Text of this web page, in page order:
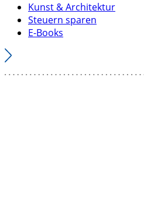
Kunst & Architektur
Steuern sparen
E-Books